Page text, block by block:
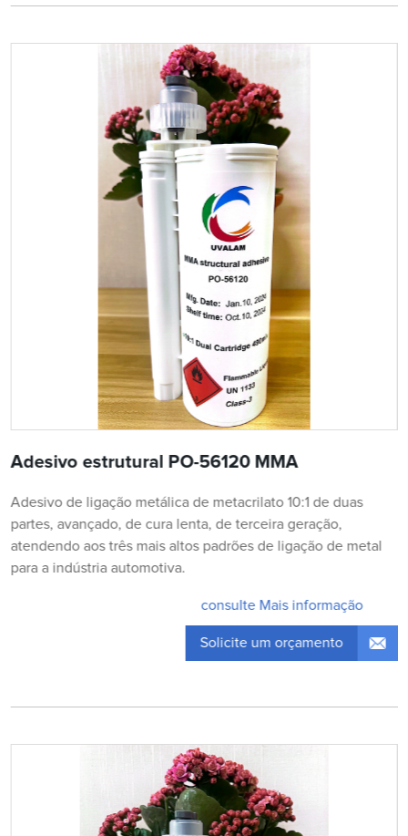
Adesivo estrutural PO-56120 MMA
Adesivo de ligação metálica de metacrilato 10:1 de duas
partes, avançado, de cura lenta, de terceira geração,
atendendo aos três mais altos padrões de ligação de metal
para a indústria automotiva.
consulte Mais informação
Solicite um orçamento